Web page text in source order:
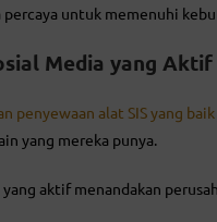
percaya untuk memenuhi
Media yang Aktif
penyewaan alat SIS yang baik
yang mereka punya.
aktif menandakan